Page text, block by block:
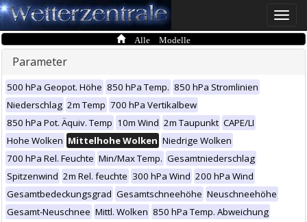
Toggle
Alle Modelle
Parameter
500 hPa Geopot. Höhe 850 hPa Temp. 850 hPa Stromlinien
Niederschlag 2m Temp 700 hPa Vertikalbew
850 hPa Pot. Äquiv. Temp 10m Wind 2m Taupunkt CAPE/LI
Hohe Wolken Mittelhohe Wolken Niedrige Wolken
700 hPa Rel. Feuchte Min/Max Temp. Gesamtniederschlag
Spitzenwind 2m Rel. feuchte 300 hPa Wind 200 hPa Wind
Gesamtbedeckungsgrad Gesamtschneehöhe Neuschneehöhe
Gesamt-Neuschnee Mittl. Wolken 850 hPa Temp. Abweichung